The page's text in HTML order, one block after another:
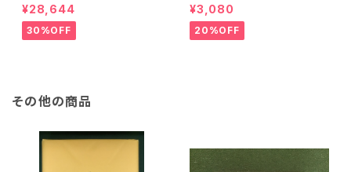
武” 2500×900mm (2尺×8尺
判) 紺３ミリ <商品番号136
8>
¥28,644
30%OFF
>
¥3,080
20%OFF
その他の商品